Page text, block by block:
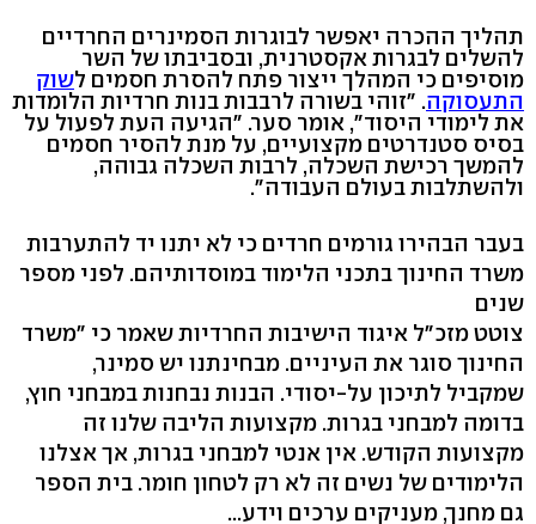
תהליך ההכרה יאפשר לבוגרות הסמינרים החרדיים
להשלים לבגרות אקסטרנית, ובסביבתו של השר
מוסיפים כי המהלך ייצור פתח להסרת חסמים לשוק
התעסוקה. "זוהי בשורה לרבבות בנות חרדיות הלומדות
את לימודי היסוד", אומר סער. "הגיעה העת לפעול על
בסיס סטנדרטים מקצועיים, על מנת להסיר חסמים
להמשך רכישת השכלה, לרבות השכלה גבוהה,
ולהשתלבות בעולם העבודה".
בעבר הבהירו גורמים חרדים כי לא יתנו יד להתערבות
משרד החינוך בתכני הלימוד במוסדותיהם. לפני מספר
שנים
צוטט מזכ"ל איגוד הישיבות החרדיות שאמר כי "משרד
החינוך סוגר את העיניים. מבחינתנו יש סמינר,
שמקביל לתיכון על-יסודי. הבנות נבחנות במבחני חוץ,
בדומה למבחני בגרות. מקצועות הליבה שלנו זה
מקצועות הקודש. אין אנטי למבחני בגרות, אך אצלנו
הלימודים של נשים זה לא רק לטחון חומר. בית הספר
גם מחנך, מעניקים ערכים וידע...